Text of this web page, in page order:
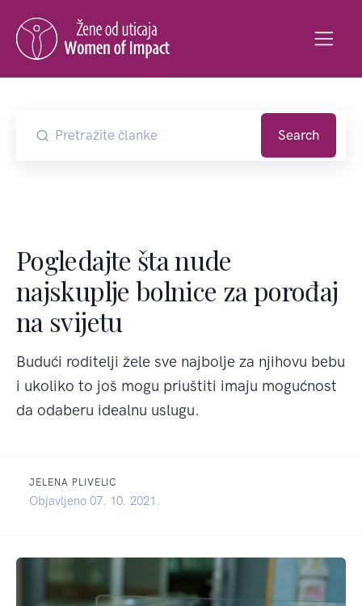
Search
Pogledajte šta nude
najskuplje bolnice za porođaj
na svijetu
Budući roditelji žele sve najbolje za njihovu bebu
i ukoliko to još mogu priuštiti imaju mogućnost
da odaberu idealnu uslugu.
JELENA PLIVELIC
Objavljeno 07. 10. 2021.